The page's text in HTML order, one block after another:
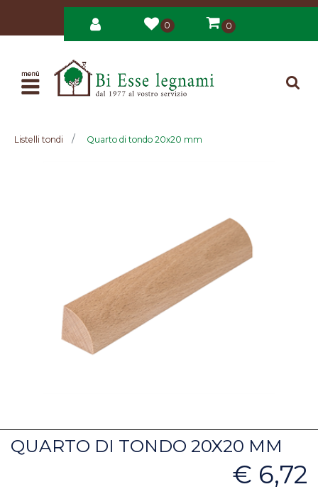
0 0
Open
Listelli tondi Quarto di tondo 20x20 mm
QUARTO DI TONDO 20X20 MM
€ 6,72